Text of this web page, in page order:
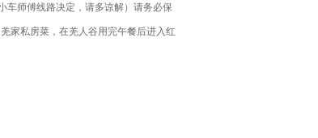
车师傅线路决定，请多谅解）请务必保
家私房菜，在羌人谷用完午餐后进入红